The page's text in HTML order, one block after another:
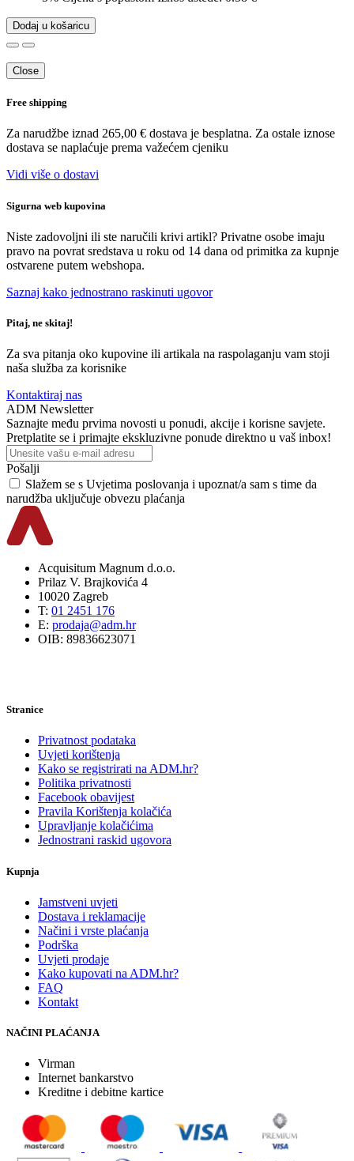
Dodaj u košaricu
Close
Free shipping
Za narudžbe iznad 265,00 € dostava je besplatna. Za ostale iznose
dostava se naplaćuje prema važećem cjeniku
Vidi više o dostavi
Sigurna web kupovina
Niste zadovoljni ili ste naručili krivi artikl? Privatne osobe imaju
pravo na povrat sredstava u roku od 14 dana od primitka za kupnje
ostvarene putem webshopa.
Saznaj kako jednostrano raskinuti ugovor
Pitaj, ne skitaj!
Za sva pitanja oko kupovine ili artikala na raspolaganju vam stoji
naša služba za korisnike
Kontaktiraj nas
ADM Newsletter
Saznajte među prvima novosti u ponudi, akcije i korisne savjete.
Pretplatite se i primajte ekskluzivne ponude direktno u vaš inbox!
Pošalji
Slažem se s Uvjetima poslovanja i upoznat/a sam s time da
narudžba uključuje obvezu plaćanja
Acquisitum Magnum d.o.o.
Prilaz V. Brajkovića 4
10020 Zagreb
T: 01 2451 176
E: prodaja@adm.hr
OIB: 89836623071
Stranice
Privatnost podataka
Uvjeti korištenja
Kako se registrirati na ADM.hr?
Politika privatnosti
Facebook obavijest
Pravila Korištenja kolačića
Upravljanje kolačićima
Jednostrani raskid ugovora
Kupnja
Jamstveni uvjeti
Dostava i reklamacije
Načini i vrste plaćanja
Podrška
Uvjeti prodaje
Kako kupovati na ADM.hr?
FAQ
Kontakt
NAČINI PLAĆANJA
Virman
Internet bankarstvo
Kreditne i debitne kartice